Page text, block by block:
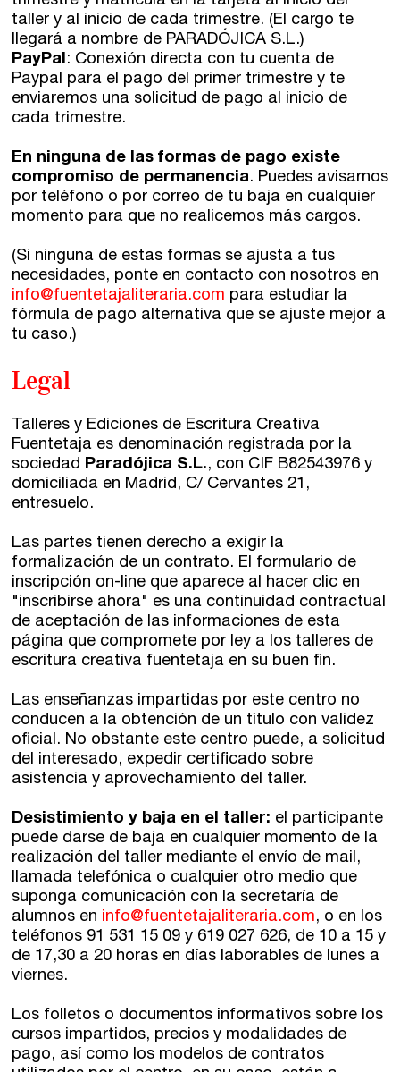
taller y al inicio de cada trimestre. (El cargo te
llegará a nombre de PARADÓJICA S.L.)
PayPal: Conexión directa con tu cuenta de
Paypal para el pago del primer trimestre y te
enviaremos una solicitud de pago al inicio de
cada trimestre.
En ninguna de las formas de pago existe
compromiso de permanencia. Puedes avisarnos
por teléfono o por correo de tu baja en cualquier
momento para que no realicemos más cargos.
(Si ninguna de estas formas se ajusta a tus
necesidades, ponte en contacto con nosotros en
info@fuentetajaliteraria.com para estudiar la
fórmula de pago alternativa que se ajuste mejor a
tu caso.)
Legal
Talleres y Ediciones de Escritura Creativa
Fuentetaja es denominación registrada por la
sociedad Paradójica S.L., con CIF B82543976 y
domiciliada en Madrid, C/ Cervantes 21,
entresuelo.
Las partes tienen derecho a exigir la
formalización de un contrato. El formulario de
inscripción on-line que aparece al hacer clic en
"inscribirse ahora" es una continuidad contractual
de aceptación de las informaciones de esta
página que compromete por ley a los talleres de
escritura creativa fuentetaja en su buen fin.
Las enseñanzas impartidas por este centro no
conducen a la obtención de un título con validez
oficial. No obstante este centro puede, a solicitud
del interesado, expedir certificado sobre
asistencia y aprovechamiento del taller.
Desistimiento y baja en el taller: el participante
puede darse de baja en cualquier momento de la
realización del taller mediante el envío de mail,
llamada telefónica o cualquier otro medio que
suponga comunicación con la secretaría de
alumnos en info@fuentetajaliteraria.com, o en los
teléfonos 91 531 15 09 y 619 027 626, de 10 a 15 y
de 17,30 a 20 horas en días laborables de lunes a
viernes.
Los folletos o documentos informativos sobre los
cursos impartidos, precios y modalidades de
pago, así como los modelos de contratos